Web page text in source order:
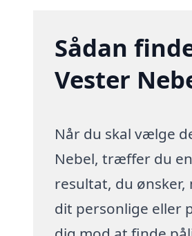
Sådan
Vester
Når du skal vælge
Nebel, træffer du
resultat, du ønsker,
dit personlige eller